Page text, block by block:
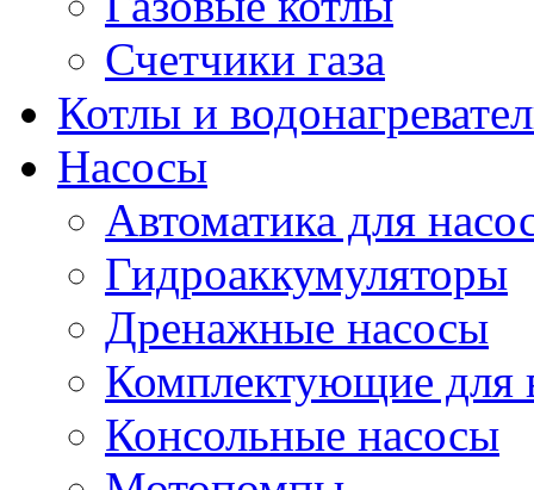
Счетчики газа
Котлы и
Насосы
Автоматика для
Гидроаккумуляторы
Дренажные насосы
Комплектующие для
Консольные насосы